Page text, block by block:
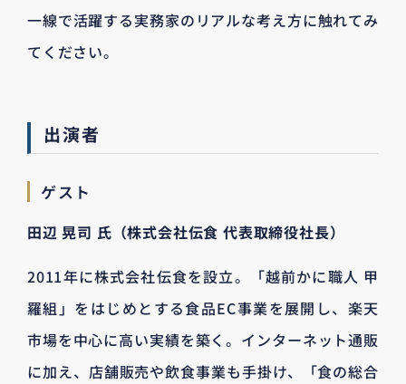
一線で活躍する実務家のリアルな考え方に触れてみ
てください。
出演者
ゲスト
田辺 晃司 氏（株式会社伝食 代表取締役社長）
2011年に株式会社伝食を設立。「越前かに職人 甲
羅組」をはじめとする食品EC事業を展開し、楽天
市場を中心に高い実績を築く。インターネット通販
に加え、店舗販売や飲食事業も手掛け、「食の総合